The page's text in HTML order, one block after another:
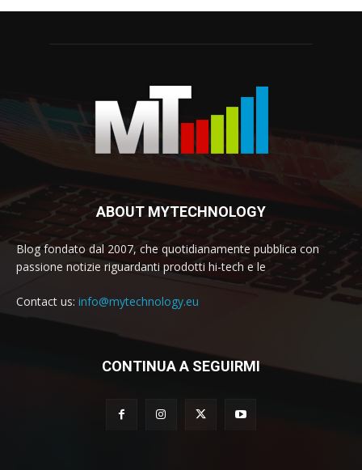
ABOUT MYTECHNOLOGY
Blog fondato dal 2007, che quotidianamente pubblica con
passione notizie riguardanti prodotti hi-tech e le
Contact us: info@mytechnology.eu
CONTINUA A SEGUIRMI